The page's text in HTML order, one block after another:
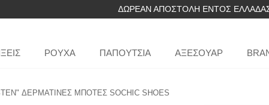
ΔΩΡΕΑΝ ΑΠΟΣΤΟΛΗ ΕΝΤΟΣ
ΡΟΥΧΑ ΠΑΠΟΥΤΣΙΑ ΑΞΕΣΟΥΑΡ
ΔΕΡΜΑΤΙΝΕΣ ΜΠΟΤΕΣ SOCHIC SHOES